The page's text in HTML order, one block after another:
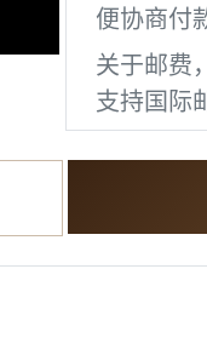
便协商付
关于邮费
支持国际